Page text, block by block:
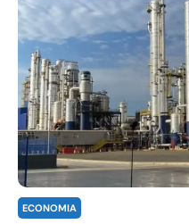
ECONOMIA